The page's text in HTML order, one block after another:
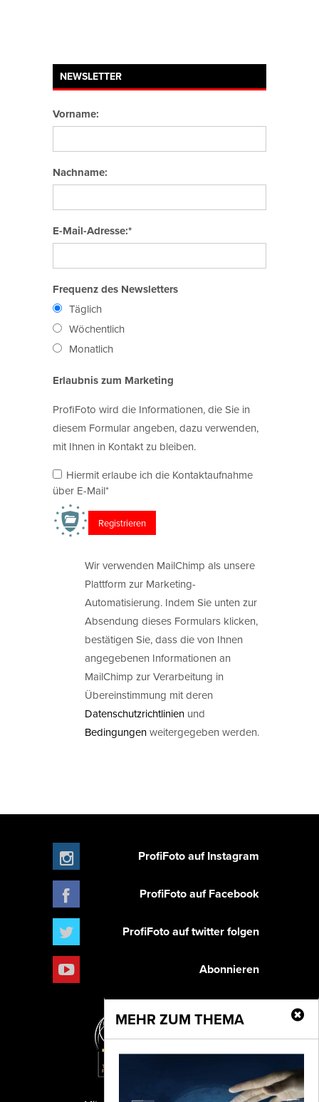
NEWSLETTER
Vorname:
Nachname:
E-Mail-Adresse:*
Frequenz des Newsletters
Täglich
Wöchentlich
Monatlich
Erlaubnis zum Marketing
ProfiFoto wird die Informationen, die Sie in
diesem Formular angeben, dazu verwenden,
mit Ihnen in Kontakt zu bleiben.
Hiermit erlaube ich die Kontaktaufnahme
über E-Mail*
Wir verwenden MailChimp als unsere
Plattform zur Marketing-
Automatisierung. Indem Sie unten zur
Absendung dieses Formulars klicken,
bestätigen Sie, dass die von Ihnen
angegebenen Informationen an
MailChimp zur Verarbeitung in
Übereinstimmung mit deren
Datenschutzrichtlinien und
Bedingungenweitergegeben werden.
MEHR ZUM THEMA
ProfiFoto auf Instagram
ProfiFoto auf Facebook
ProfiFoto auf twitter folgen
Abonnieren